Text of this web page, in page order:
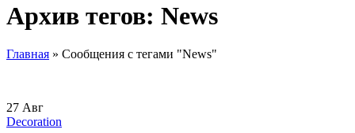
Архив тегов: News
Главная » Сообщения с тегами "News"
27 Авг
Decoration